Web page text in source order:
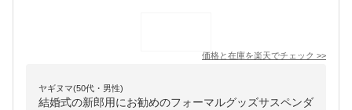
価格と在庫を楽天でチェック >>
ヤギヌマ(50代・男性)
結婚式の新郎用にお勧めのフォーマルグッズサスペンダ